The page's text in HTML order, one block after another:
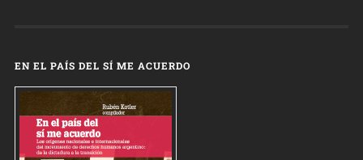
EN EL PAÍS DEL SÍ ME ACUERDO